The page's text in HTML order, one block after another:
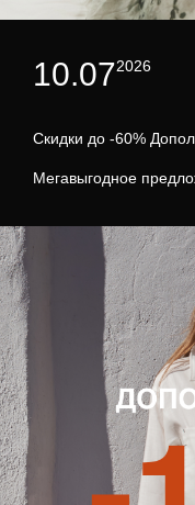
10.072026
Скидки до -60%
Мегавыгодное